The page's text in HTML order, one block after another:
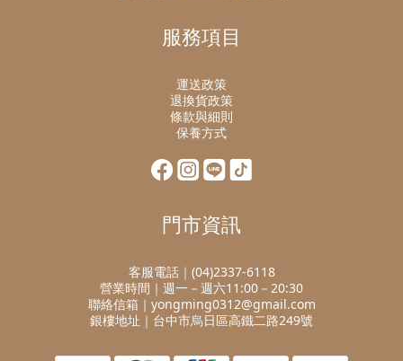
服務項目
運送政策
退換貨政策
條款與細則
保養方式
門市資訊
客服電話｜(04)2337-6118
營業時間｜週一－週六11:00－20:30
聯絡信箱｜yongming0312@gmail.com
銀樓地址｜台中市烏日區高鐵二路249號